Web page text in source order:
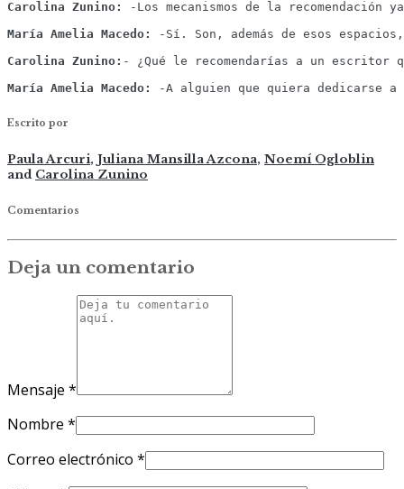
Carolina Zunino:
-Los mecanismos de la
María Amelia Macedo:
-Sí. Son, además de esos
Carolina Zunino: - ¿Qué le recomendarías a un escritor
María Amelia Macedo:
-A alguien que quiera dedicarse
Escrito por
Paula Arcuri, Juliana Mansilla Azcona, Noemí Ogloblin
and Carolina Zunino
Comentarios
Deja un comentario
Mensaje *
Nombre *
Correo electrónico *